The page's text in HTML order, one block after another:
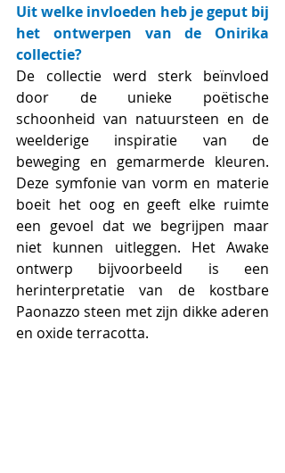
Uit welke invloeden heb je geput bij
het ontwerpen van de Onirika
collectie?
De collectie werd sterk beïnvloed
door de unieke poëtische
schoonheid van natuursteen en de
weelderige inspiratie van de
beweging en gemarmerde kleuren.
Deze symfonie van vorm en materie
boeit het oog en geeft elke ruimte
een gevoel dat we begrijpen maar
niet kunnen uitleggen. Het Awake
ontwerp bijvoorbeeld is een
herinterpretatie van de kostbare
Paonazzo steen met zijn dikke aderen
en oxide terracotta.